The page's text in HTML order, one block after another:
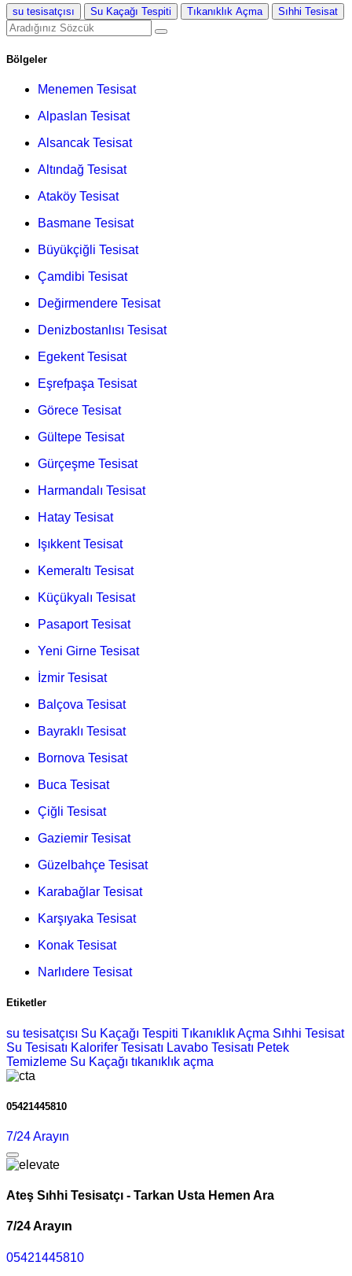
su tesisatçısı Su Kaçağı Tespiti Tıkanıklık Açma Sıhhi Tesisat
Bölgeler
Menemen Tesisat
Alpaslan Tesisat
Alsancak Tesisat
Altındağ Tesisat
Ataköy Tesisat
Basmane Tesisat
Büyükçiğli Tesisat
Çamdibi Tesisat
Değirmendere Tesisat
Denizbostanlısı Tesisat
Egekent Tesisat
Eşrefpaşa Tesisat
Görece Tesisat
Gültepe Tesisat
Gürçeşme Tesisat
Harmandalı Tesisat
Hatay Tesisat
Işıkkent Tesisat
Kemeraltı Tesisat
Küçükyalı Tesisat
Pasaport Tesisat
Yeni Girne Tesisat
İzmir Tesisat
Balçova Tesisat
Bayraklı Tesisat
Bornova Tesisat
Buca Tesisat
Çiğli Tesisat
Gaziemir Tesisat
Güzelbahçe Tesisat
Karabağlar Tesisat
Karşıyaka Tesisat
Konak Tesisat
Narlıdere Tesisat
Etiketler
su tesisatçısı Su Kaçağı Tespiti Tıkanıklık Açma Sıhhi Tesisat
Su Tesisatı Kalorifer Tesisatı Lavabo Tesisatı Petek
Temizleme Su Kaçağı tıkanıklık açma
05421445810
7/24 Arayın
Ateş Sıhhi Tesisatçı - Tarkan Usta Hemen Ara
7/24 Arayın
05421445810